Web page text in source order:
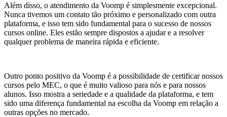
Além disso, o atendimento da Voomp é simplesmente excepcional.
Nunca tivemos um contato tão próximo e personalizado com outra
plataforma, e isso tem sido fundamental para o sucesso de nossos
cursos online. Eles estão sempre dispostos a ajudar e a resolver
qualquer problema de maneira rápida e eficiente.
Outro ponto positivo da Voomp é a possibilidade de certificar nossos
cursos pelo MEC, o que é muito valioso para nós e para nossos
alunos. Isso mostra a seriedade e a qualidade da plataforma, e tem
sido uma diferença fundamental na escolha da Voomp em relação a
outras opções no mercado.